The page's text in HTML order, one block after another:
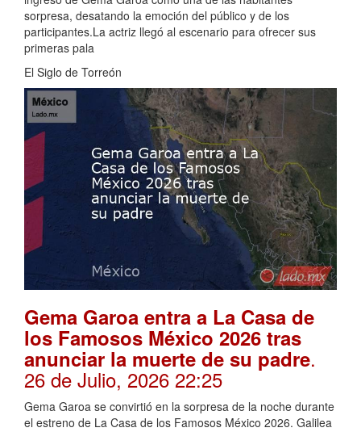
sorpresa, desatando la emoción del público y de los
participantes.La actriz llegó al escenario para ofrecer sus
primeras pala
El Siglo de Torreón
Gema Garoa entra a La Casa de
los Famosos México 2026 tras
anunciar la muerte de su padre.
26 de Julio, 2026 22:25
Gema Garoa se convirtió en la sorpresa de la noche durante
el estreno de La Casa de los Famosos México 2026. Galilea